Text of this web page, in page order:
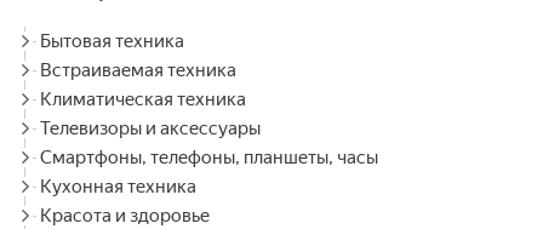
Бытовая техника
Встраиваемая техника
Климатическая техника
Телевизоры и аксессуары
Смартфоны, телефоны, планшеты, часы
Кухонная техника
Красота и здоровье